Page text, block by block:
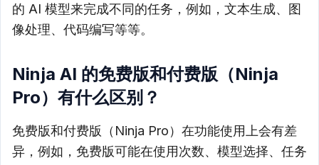
的 AI 模型来完成不同的任务，例如，文本生成、图
像处理、代码编写等等。
Ninja AI 的免费版和付费版（Ninja
Pro）有什么区别？
免费版和付费版（Ninja Pro）在功能使用上会有差
异，例如，免费版可能在使用次数、模型选择、任务